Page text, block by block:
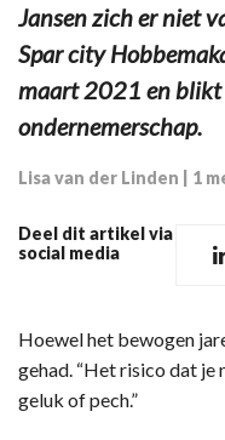
Jansen zich er niet
Spar city
maart 2021 en blikt
ondernemerschap.
Lisa van der Linden 1
Deel dit artikel via
social media
Hoewel het bewogen
gehad. “Het risico dat je
geluk of pech.”